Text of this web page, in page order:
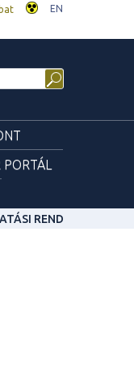
EN
PORTÁL
REND